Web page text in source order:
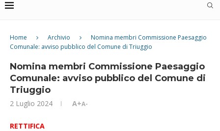
Home Archivio
Nomina membri Commissione Paesaggio
Comunale: avviso pubblico del Comune di Triuggio
Nomina membri Commissione Paesaggio
Comunale: avviso pubblico del Comune di
Triuggio
2 Luglio 2024 A+A-
RETTIFICA